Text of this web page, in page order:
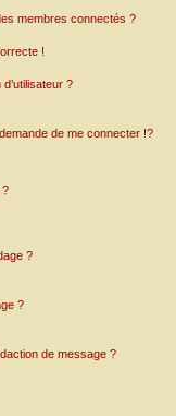
membres connectés ?
!
?
de me connecter !?
?
?
?
de message ?